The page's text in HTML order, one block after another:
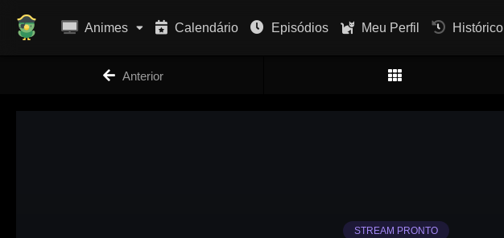
Animes Calendário Episódios Meu Perfil Histórico
Anterior
STREAM PRONTO